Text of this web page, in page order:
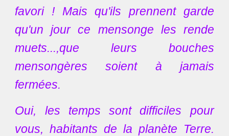
favori ! Mais qu'ils prennent garde
qu'un jour ce mensonge les rende
muets...,que leurs bouches
mensongères soient à jamais
fermées.
Oui, les temps sont difficiles pour
vous, habitants de la planète Terre.